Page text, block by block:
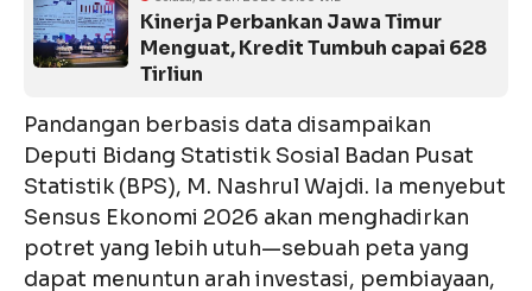
Kinerja Perbankan Jawa Timur
Menguat, Kredit Tumbuh capai 628
Tirliun
Pandangan berbasis data disampaikan
Deputi Bidang Statistik Sosial Badan Pusat
Statistik (BPS), M. Nashrul Wajdi. Ia menyebut
Sensus Ekonomi 2026 akan menghadirkan
potret yang lebih utuh—sebuah peta yang
dapat menuntun arah investasi, pembiayaan,